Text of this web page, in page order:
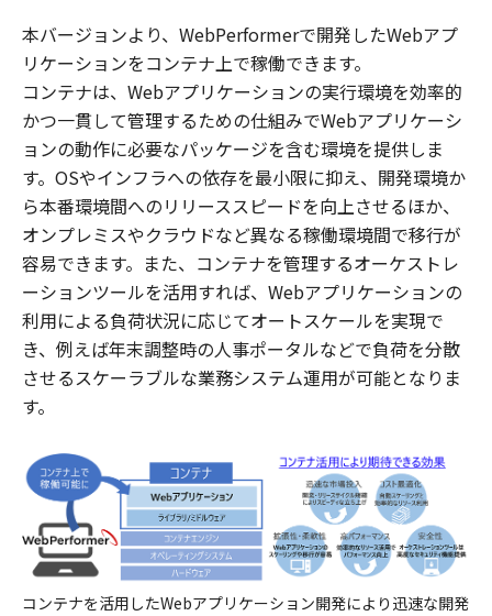
本バージョンより、WebPerformerで開発したWebアプ
リケーションをコンテナ上で稼働できます。
コンテナは、Webアプリケーションの実行環境を効率的
かつ一貫して管理するための仕組みでWebアプリケーシ
ョンの動作に必要なパッケージを含む環境を提供しま
す。OSやインフラへの依存を最小限に抑え、開発環境か
ら本番環境間へのリリーススピードを向上させるほか、
オンプレミスやクラウドなど異なる稼働環境間で移行が
容易できます。また、コンテナを管理するオーケストレ
ーションツールを活用すれば、Webアプリケーションの
利用による負荷状況に応じてオートスケールを実現で
き、例えば年末調整時の人事ポータルなどで負荷を分散
させるスケーラブルな業務システム運用が可能となりま
す。
コンテナを活用したWebアプリケーション開発により迅速な開発